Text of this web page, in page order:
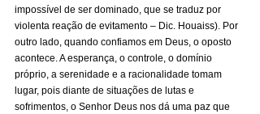
impossível de ser dominado, que se traduz por
violenta reação de evitamento – Dic. Houaiss). Por
outro lado, quando confiamos em Deus, o oposto
acontece. A esperança, o controle, o domínio
próprio, a serenidade e a racionalidade tomam
lugar, pois diante de situações de lutas e
sofrimentos, o Senhor Deus nos dá uma paz que